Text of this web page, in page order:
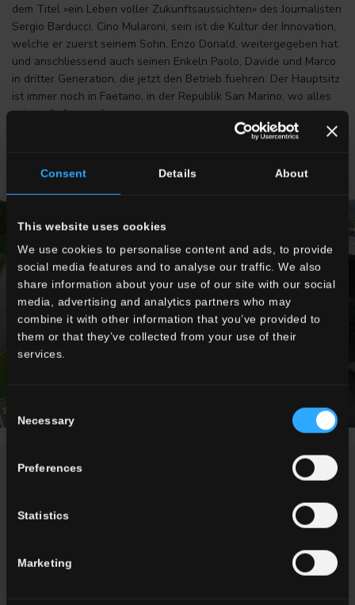
Consent Details About
This website uses cookies
We use cookies to personalise content and ads, to provide
social media features and to analyse our traffic. We also
share information about your use of our site with our social
media, advertising and analytics partners who may
combine it with other information that you’ve provided to
them or that they’ve collected from your use of their
services.
Selection
Necessary
Preferences
Statistics
Marketing
dem Titel «ein Leben voller Zukunftsaussichten» des Journalisten
Sergio Barducci. Cino Mularoni, sein ist die Kultur der Innovation,
welche er zuerst seinem Sohn, Enzo Donald, weitergegeben hat
und anschliessend auch seinen Enkeln Paolo, Davide und Marco
in dritter Generation, die jetzt den Betrieb fuehren. Der Hauptsitz
ist immer noch in Faetano, in der Republik San Marino, wo alles
seinen Anfang nahm.
NEWS / EVENTS